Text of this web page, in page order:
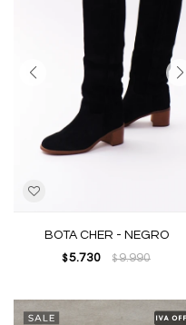
BOTA CHER - NEGRO
$ 5.730 $9.990